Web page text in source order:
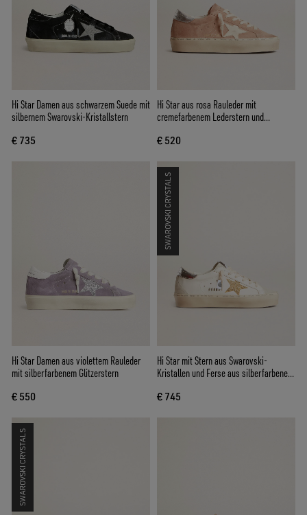
Hi Star Damen aus schwarzem Suede mit
silbernem Swarovski-Kristallstern
€ 735
Hi Star aus rosa Rauleder mit
cremefarbenem Lederstern und
€ 520
Hi Star Damen aus violettem Rauleder
mit silberfarbenem Glitzerstern
€ 550
SWAROVSKI CRYSTALS
Hi Star mit Stern aus Swarovski-
Kristallen und Ferse aus silberfarbenem
€ 745
SWAROVSKI CRYSTALS